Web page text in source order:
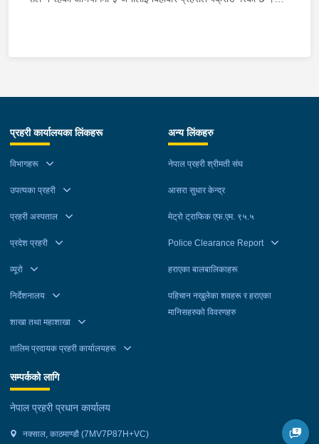
राधाकृष्ण मन्दिरस्थित घरबाट साउन २० गते सुन तथा चाँदीका गरगहना, नगद
काठमाडौं उपत्यका अपराध अनुसन्धान कार्यालय टेकु समेतबाट खटिएको
पक्राउ गरेको हो । उनीहरूलाई आवश्यक अनुसन्धान तथा कारबाहीको लागि
जिल्ला प्रहरी परिसर काठमाडौं पठाइएको छ ।
प्रहरी कार्यालयका लिंकहरू
विभागहरू
उपत्यका प्रहरी
प्रहरी अस्पताल
प्रदेश प्रहरी
व्यूरो
निर्देशनालय
शाखा तथा महाशाखा
तालिम प्रदायक प्रहरी कार्यालयहरू
अन्य लिंकहरु
नेपाल प्रहरी श्रीमती संघ
आसरा सुधार केन्द्र
मेट्रो ट्राफिक एफ.एम. ९५.५
Police Clearance Report
हराएका बालबालिकाहरू
पहिचान नखुलेका शवहरू र हराएका
मानिसहरुको विवरणहरु
सम्पर्कको लागि
नेपाल प्रहरी प्रधान कार्यालय
नक्साल, काठमाण्डौ (7MV7P87H+VC)